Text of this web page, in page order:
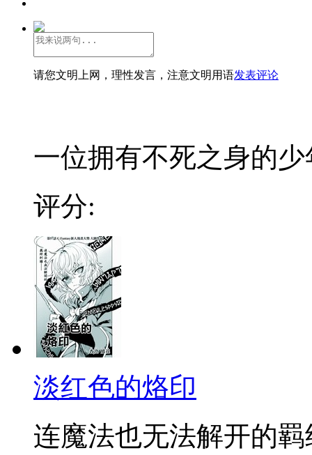
请您文明上网，理性发言，注意文明用语发表评论
一位拥有不死之身的
评分:
淡红色的烙印
连魔法也无法解开的